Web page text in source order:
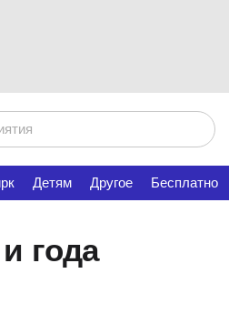
Детям Другое Бесплатно
года